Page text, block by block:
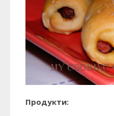
Продукти: